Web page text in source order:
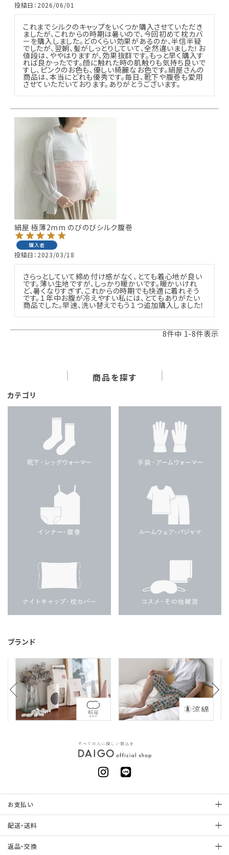
投稿日 2026/06/01
これまでシルクのキャップをいくつか購入させていただき
ましたが、これからの時期は暑いので、今回初めて枕カバ
ーを購入しました。どのくらい効果があるのか、半信半疑
でしたが、翌朝、髪がしっとりしていて、全然違いました！お
値段は、ややはりますが、効果抜群です。もっと早く購入す
れば良かったです。顔に触れた時の肌触りも気持ち良いで
すし、ピンクのお色も、優しい綺麗なお色です。絹屋さんの
商品は、本当にどれも優秀です。毎日、靴下や腹巻も愛用
させていただいております。ありがとうございます。
絹屋 極薄2mm のびのびシルク腹巻
購入者
投稿日 2023/03/18
さらっとしていて締め付け感がなく、とても着心地が良い
です。薄い生地ですが、しっかり暖かいです。暖かいけれ
ど、暑くなりすぎず、これからの時期でも快適に着れそう
です。１年中お腹が冷えやすい私には、とてもありがたい
商品でした。早速、洗い替えでもう１つ追加購入しました！
8件中 1-8件表示
商品を探す
カテゴリ
ブランド
お支払い
配送・送料
返品・交換